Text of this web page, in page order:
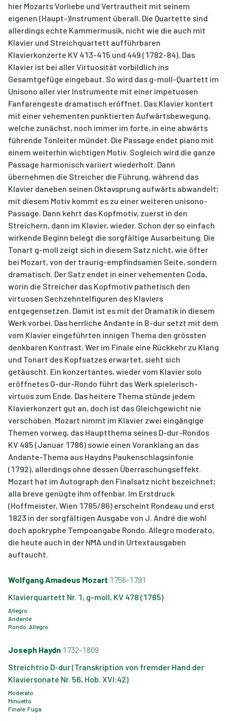
hier Mozarts Vorliebe und Vertrautheit mit seinem
eigenen (Haupt-)Instrument überall. Die Quartette sind
allerdings echte Kammermusik, nicht wie die auch mit
Klavier und Streichquartett aufführbaren
Klavierkonzerte KV 413-415 und 449 (1782-84). Das
Klavier ist bei aller Virtuosität vorbildlich ins
Gesamtgefüge eingebaut. So wird das g-moll-Quartett im
Unisono aller vier Instrumente mit einer impetuosen
Fanfarengeste dramatisch eröffnet. Das Klavier kontert
mit einer vehementen punktierten Aufwärtsbewegung,
welche zunächst, noch immer im forte, in eine abwärts
führende Tonleiter mündet. Die Passage endet piano mit
einem weiterhin wichtigen Motiv. Sogleich wird die ganze
Passage harmonisch variiert wiederholt. Dann
übernehmen die Streicher die Führung, während das
Klavier daneben seinen Oktavsprung aufwärts abwandelt;
mit diesem Motiv kommt es zu einer weiteren unisono-
Passage. Dann kehrt das Kopfmotiv, zuerst in den
Streichern, dann im Klavier, wieder. Schon der so einfach
wirkende Beginn belegt die sorgfältige Ausarbeitung. Die
Tonart g-moll zeigt sich in diesem Satz nicht, wie öfter
bei Mozart, von der traurig-empfindsamen Seite, sondern
dramatisch. Der Satz endet in einer vehementen Coda,
worin die Streicher das Kopfmotiv pathetisch den
virtuosen Sechzehntelfiguren des Klaviers
entgegensetzen. Damit ist es mit der Dramatik in diesem
Werk vorbei. Das herrliche Andante in B-dur setzt mit dem
vom Klavier eingeführten innigen Thema den grössten
denkbaren Kontrast. Wer im Finale eine Rückkehr zu Klang
und Tonart des Kopfsatzes erwartet, sieht sich
getäuscht. Ein konzertantes, wieder vom Klavier solo
eröffnetes G-dur-Rondo führt das Werk spielerisch-
virtuos zum Ende. Das heitere Thema stünde jedem
Klavierkonzert gut an, doch ist das Gleichgewicht nie
verschoben. Mozart nimmt im Klavier zwei eingängige
Themen vorweg, das Hauptthema seines D-dur-Rondos
KV 485 (Januar 1786) sowie einen Voranklang an das
Andante-Thema aus Haydns Paukenschlagsinfonie
(1792), allerdings ohne dessen Überraschungseffekt.
Mozart hat im Autograph den Finalsatz nicht bezeichnet;
alla breve genügte ihm offenbar. Im Erstdruck
(Hoffmeister, Wien 1785/86) erscheint Rondeau und erst
1823 in der sorgfältigen Ausgabe von J. André die wohl
doch apokryphe Tempoangabe Rondo. Allegro moderato,
die heute auch in der NMA und in Urtextausgaben
auftaucht.
Wolfgang Amadeus Mozart 1756-1791
Klavierquartett Nr. 1, g-moll, KV 478 (1785)
Allegro
Andante
Rondo: Allegro
Joseph Haydn 1732-1809
Streichtrio D-dur (Transkription von fremder Hand der
Klaviersonate Nr. 56, Hob. XVI:42)
Moderato
Minuetto
Finale: Fuga